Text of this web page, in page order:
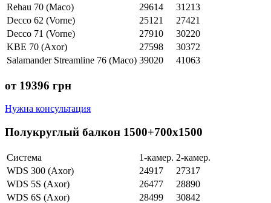
Rehau 70 (Maco)
29614
31213
Decco 62 (Vorne)
25121
27421
Decco 71 (Vorne)
27910
30220
KBE 70 (Axor)
27598
30372
Salamander Streamline 76 (Maco) 39020 41063
от 19396 грн
Нужна консультация
Полукруглый балкон 1500+700х1500
Система 1-камер. 2-камер.
WDS 300 (Axor)
24917
27317
WDS 5S (Axor)
26477
28890
WDS 6S (Axor)
28499
30842